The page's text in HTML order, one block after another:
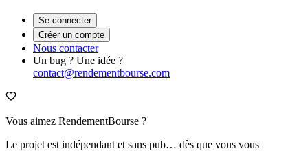
Se connecter
Créer un compte
Nous contacter
Un bug ? Une idée ?
contact@rendementbourse.com
Vous aimez RendementBourse ?
Le projet est indépendant et sans pub… dès que vous vous